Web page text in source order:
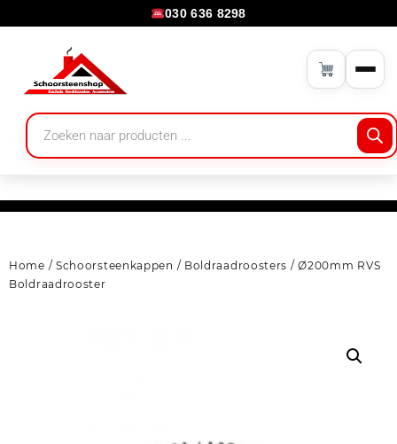
030 636 8298
Home / Schoorsteenkappen / Boldraadroosters / Ø200mm RVS
Boldraadrooster